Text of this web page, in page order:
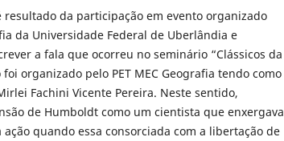
da participação em evento organizado
da Universidade Federal de Uberlândia e
a fala que ocorreu no seminário “Clássicos da
organizado pelo PET MEC Geografia tendo como
Fachini Vicente Pereira. Neste sentido,
de Humboldt como um cientista que enxergava
quando essa consorciada com a libertação de